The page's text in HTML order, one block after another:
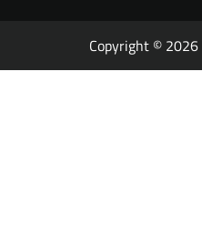
Copyright © 2026